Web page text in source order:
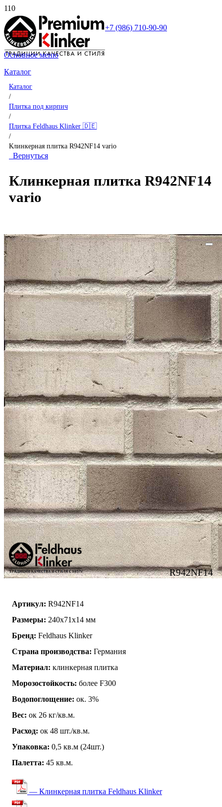
+7 (986) 710-90-90
Основное меню
Каталог
Каталог
/
Плитка под кирпич
/
Плитка Feldhaus Klinker 🇩🇪
/
Клинкерная плитка R942NF14 vario
Вернуться
Клинкерная плитка R942NF14
vario
R942NF14
Артикул: R942NF14
Размеры: 240x71x14 мм
Бренд: Feldhaus Klinker
Страна производства: Германия
Материал: клинкерная плитка
Морозостойкость: более F300
Водопоглощение: ок. 3%
Вес: ок 26 кг/кв.м.
Расход: ок 48 шт./кв.м.
Упаковка: 0,5 кв.м (24шт.)
Палетта: 45 кв.м.
— Клинкерная плитка Feldhaus Klinker